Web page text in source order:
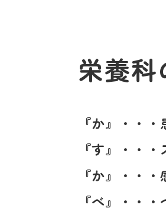
栄養
『か』・・
『す』・・
『か』・・
『べ』・・